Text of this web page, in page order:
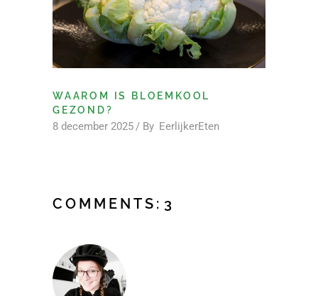
WAAROM IS BLOEMKOOL
GEZOND?
8 december 2025 By EerlijkerEten
COMMENTS:3